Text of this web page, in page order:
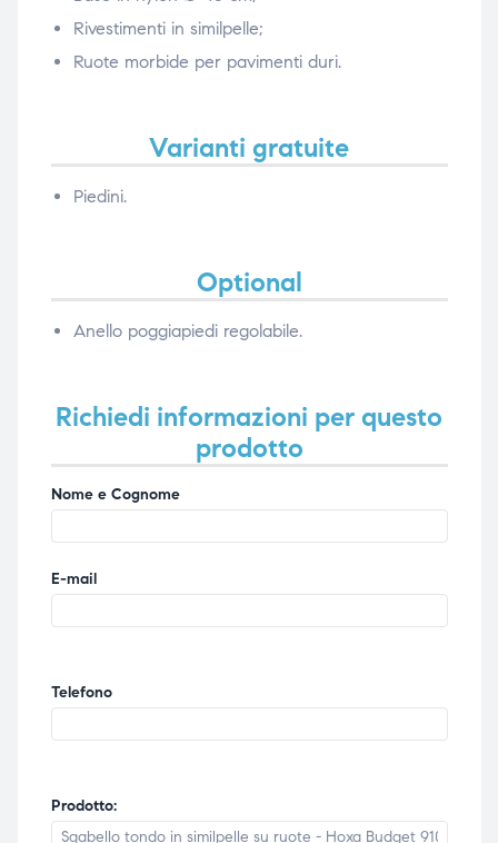
Rivestimenti in similpelle;
Ruote morbide per pavimenti duri.
Varianti gratuite
Piedini.
Optional
Anello poggiapiedi regolabile.
Richiedi informazioni per questo
prodotto
Nome e Cognome
E-mail
Telefono
Prodotto: